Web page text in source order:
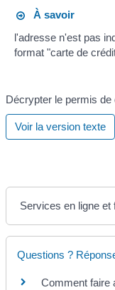
À savoir
l'adresse n'est pas
format "carte de
Décrypter le permis de
Voir la version texte
Services en ligne et
Questions ?
Comment faire